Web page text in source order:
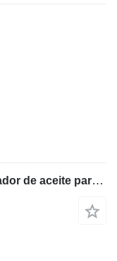
Liebherr Fuel Cooler 1013491 enfriador de aceite para Liebherr R936 LC/R936 NLC/R946 LC/R946 LC-V/R946 NLC/R946 S-HD/R950 LC-V/R950 S-HD/R950 excavadora